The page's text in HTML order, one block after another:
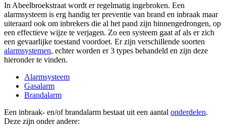
In Abeelbroekstraat wordt er regelmatig ingebroken. Een
alarmsysteem is erg handig ter preventie van brand en inbraak maar
uiteraard ook om inbrekers die al het pand zijn binnengedrongen, op
een effectieve wijze te verjagen. Zo een systeem gaat af als er zich
een gevaarlijke toestand voordoet. Er zijn verschillende soorten
alarmsystemen, echter worden er 3 types behandeld en zijn deze
hieronder te vinden.
Alarmsysteem
Gasalarm
Brandalarm
Een inbraak- en/of brandalarm bestaat uit een aantal onderdelen.
Deze zijn onder andere: